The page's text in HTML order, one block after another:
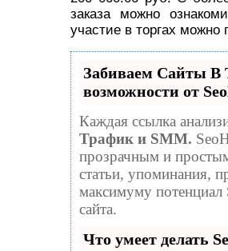
заказа можно
участие в торгах можно
Забиваем Сайты
возможности от
Каждая ссылка
Трафик и SMM.
прозрачным и
статьи, упоминания,
максимуму
сайта.
Что умеет делать